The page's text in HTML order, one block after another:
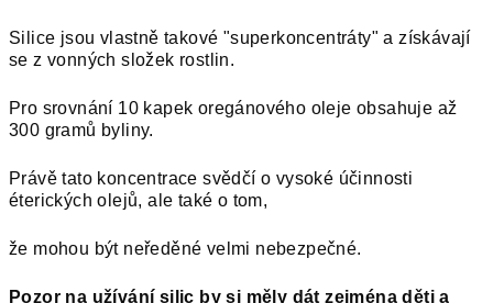
Silice jsou vlastně takové "superkoncentráty" a získávají
se z vonných složek rostlin.
Pro srovnání 10 kapek oregánového oleje obsahuje až
300 gramů byliny.
Právě tato koncentrace svědčí o vysoké účinnosti
éterických olejů, ale také o tom,
že mohou být neředěné velmi nebezpečné.
Pozor na užívání silic by si měly dát zejména děti a